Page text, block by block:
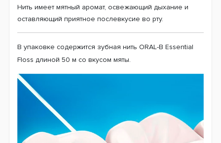
Нить имеет мятный аромат, освежающий дыхание и
оставляющий приятное послевкусие во рту.
В упаковке содержится зубная нить ORAL-B Essential
Floss длиной 50 м со вкусом мяты.